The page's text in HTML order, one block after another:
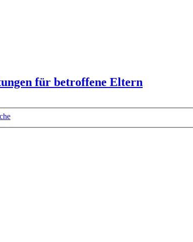
für betroffene Eltern